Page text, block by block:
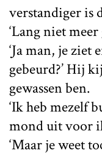
verstandiger is
‘Lang niet
‘Ja man, je ziet
gebeurd?’ Hij
gewassen ben.
‘Ik heb mezelf
mond uit voor
‘Maar je weet